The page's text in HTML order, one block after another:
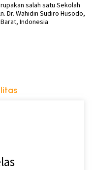
salah satu Sekolah
Dr. Wahidin Sudiro Husodo,
Indonesia